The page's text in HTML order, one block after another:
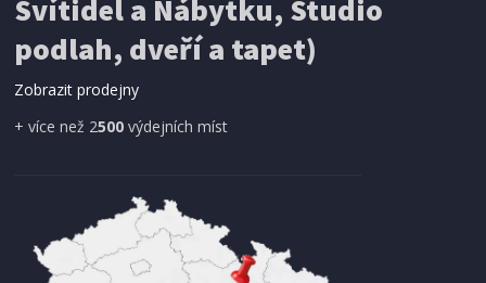
1 082 Kč Přidat do košíku
Svítidel a Nábytku, Studio
podlah, dveří a tapet)
Zobrazit prodejny
+ více než 2500 výdejních míst